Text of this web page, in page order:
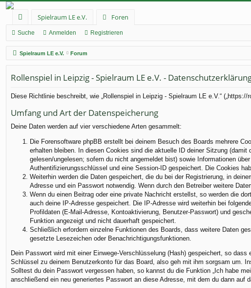
ch
ne
llz
ug
rif
Spielraum LE e.V.
Foren
Suche Anmelden Registrieren
Spielraum LE e.V. Forum
Rollenspiel in Leipzig - Spielraum LE e.V. -
Diese Richtlinie beschreibt, wie „Rollenspiel in Leipzig - Spielraum LE e.V.“
Umfang und Art der Datenspeicherung
Deine Daten werden auf vier verschiedene Arten gesammelt:
Die Forensoftware phpBB erstellt bei deinem Besuch des Boards mehrere
erhalten bleiben. In diesen Cookies sind die aktuelle ID deiner Sitzung
gelesen/ungelesen; sofern du nicht angemeldet bist) sowie Informationen
Authentifizierungsschlüssel und eine Session-ID gespeichert. Die Cookies
Weiterhin werden die Daten gespeichert, die du bei der Registrierung, in
Adresse und ein Passwort notwendig. Wenn durch den Betreiber weitere
Wenn du einen Beitrag oder eine private Nachricht erstellst, so werden die
auch deine IP-Adresse gespeichert. Die IP-Adresse wird weiterhin bei
Profildaten (E-Mail-Adresse, Kontoaktivierung, Benutzer-Passwort) und
Funktion angezeigt und nicht dauerhaft gespeichert.
Schließlich erfordern einzelne Funktionen des Boards, dass weitere Daten
gesetzte Lesezeichen oder Benachrichtigungsfunktionen.
Dein Passwort wird mit einer Einwege-Verschlüsselung (Hash) gespeichert, so
Schlüssel zu deinem Benutzerkonto für das Board, also geh mit ihm sorgsam um.
Solltest du dein Passwort vergessen haben, so kannst du die Funktion „Ich habe
anschließend ein neu generiertes Passwort an diese Adresse, mit dem du dann auf